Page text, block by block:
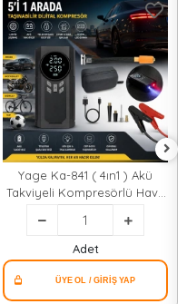
Yage Ka-841 ( 4ın1 ) Akü
Takviyeli Kompresörlü Hava
Pompası ( Dijital Ekran ) ( 12v
) ( Akü Takviye & Lastik
Şişirme & Powerbank & Fener
)*20
Adet